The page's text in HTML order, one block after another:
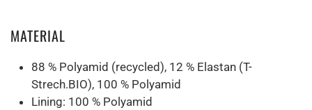
MATERIAL
88 % Polyamid (recycled), 12 % Elastan (T-
Strech.BIO), 100 % Polyamid
Lining: 100 % Polyamid